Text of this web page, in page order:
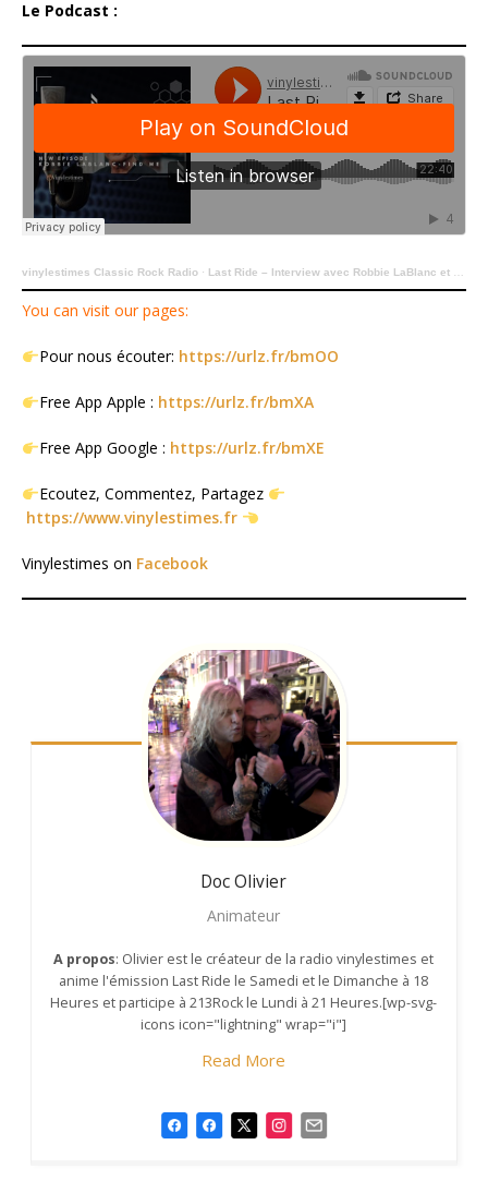
Le Podcast :
vinylestimes Classic Rock Radio · Last Ride – Interview avec Robbie LaBlanc et le DOC.
You can visit our pages:
Pour nous écouter: https://urlz.fr/bmOO
Free App Apple : https://urlz.fr/bmXA
Free App Google : https://urlz.fr/bmXE
Ecoutez, Commentez, Partagez
https://www.vinylestimes.fr
Vinylestimes on Facebook
Doc Olivier
Animateur
A propos: Olivier est le créateur de la radio vinylestimes et
anime l'émission Last Ride le Samedi et le Dimanche à 18
Heures et participe à 213Rock le Lundi à 21 Heures.[wp-svg-
icons icon="lightning" wrap="i"]
Read More